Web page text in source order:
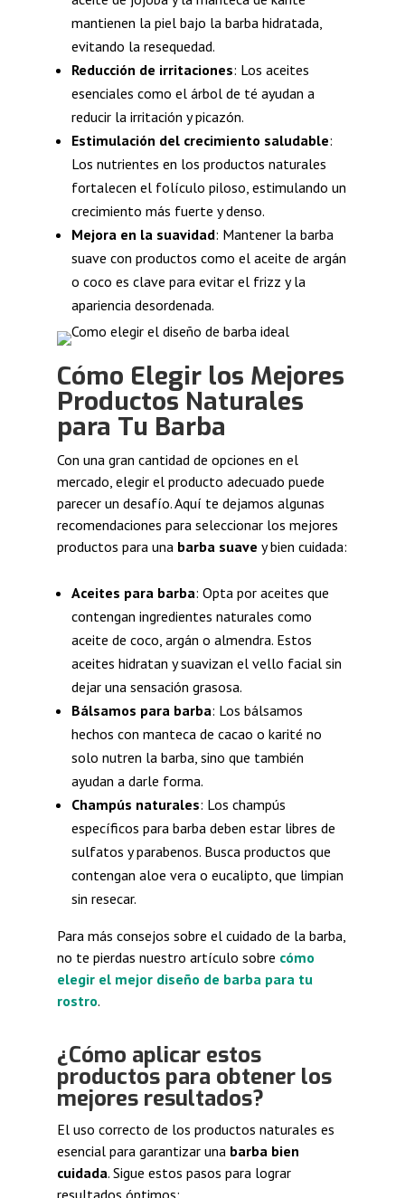
mantienen la piel bajo la barba hidratada,
evitando la resequedad.
Reducción de irritaciones: Los aceites
esenciales como el árbol de té ayudan a
reducir la irritación y picazón.
Estimulación del crecimiento saludable:
Los nutrientes en los productos naturales
fortalecen el folículo piloso, estimulando un
crecimiento más fuerte y denso.
Mejora en la suavidad: Mantener la barba
suave con productos como el aceite de argán
o coco es clave para evitar el frizz y la
apariencia desordenada.
Cómo Elegir los Mejores
Productos Naturales
para Tu Barba
Con una gran cantidad de opciones en el
mercado, elegir el producto adecuado puede
parecer un desafío. Aquí te dejamos algunas
recomendaciones para seleccionar los mejores
productos para una barba suave y bien cuidada:
Aceites para barba: Opta por aceites que
contengan ingredientes naturales como
aceite de coco, argán o almendra. Estos
aceites hidratan y suavizan el vello facial sin
dejar una sensación grasosa.
Bálsamos para barba: Los bálsamos
hechos con manteca de cacao o karité no
solo nutren la barba, sino que también
ayudan a darle forma.
Champús naturales: Los champús
específicos para barba deben estar libres de
sulfatos y parabenos. Busca productos que
contengan aloe vera o eucalipto, que limpian
sin resecar.
Para más consejos sobre el cuidado de la barba,
no te pierdas nuestro artículo sobre cómo
elegir el mejor diseño de barba para tu
rostro.
¿Cómo aplicar estos
productos para obtener los
mejores resultados?
El uso correcto de los productos naturales es
esencial para garantizar una barba bien
cuidada. Sigue estos pasos para lograr